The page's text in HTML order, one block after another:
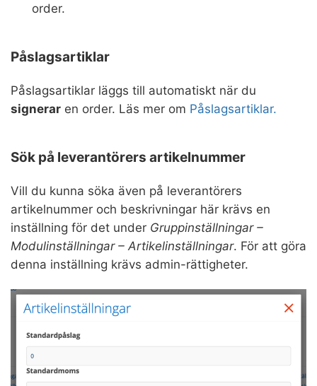
order.
Påslagsartiklar
Påslagsartiklar läggs till automatiskt när du
signerar en order. Läs mer om Påslagsartiklar.
Sök på leverantörers artikelnummer
Vill du kunna söka även på leverantörers
artikelnummer och beskrivningar här krävs en
inställning för det under Gruppinställningar –
Modulinställningar – Artikelinställningar. För att göra
denna inställning krävs admin-rättigheter.